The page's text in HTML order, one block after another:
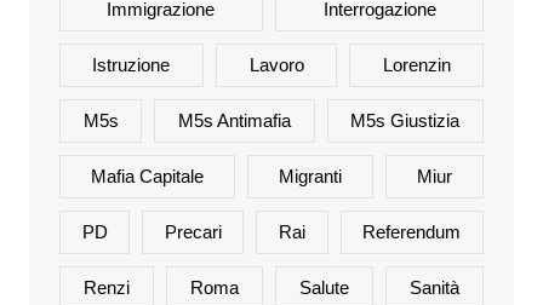
Immigrazione Interrogazione
Istruzione Lavoro Lorenzin
M5s M5s Antimafia M5s Giustizia
Mafia Capitale Migranti Miur
PD Precari Rai Referendum
Renzi Roma Salute Sanità